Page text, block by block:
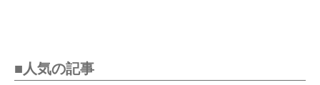
■人気の記事